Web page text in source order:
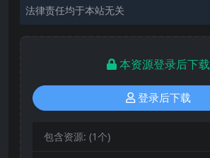
法律责任均于本站无关
本资源登录后下载
登录后下载
包含资源: (1个)